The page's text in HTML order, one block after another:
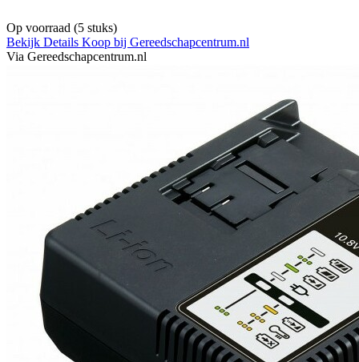
Op voorraad (5 stuks)
Bekijk Details Koop bij Gereedschapcentrum.nl
Via Gereedschapcentrum.nl